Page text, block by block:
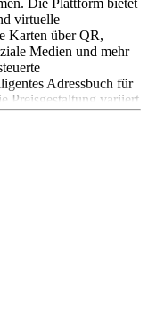
virtuelle
Karten über QR,
Medien und mehr
Adressbuch für
Preisgestaltung variiert
kleine und mittlere